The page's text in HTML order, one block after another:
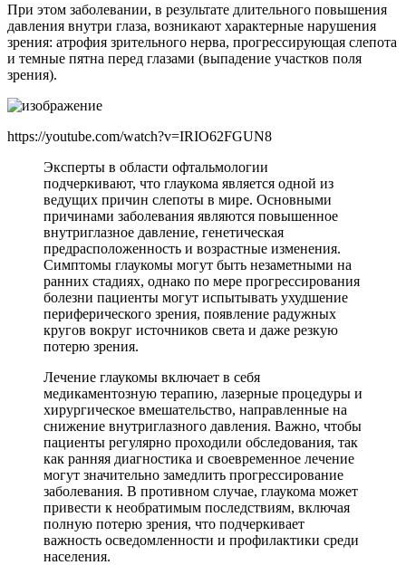
При этом заболевании, в результате длительного повышения
давления внутри глаза, возникают характерные нарушения
зрения: атрофия зрительного нерва, прогрессирующая слепота
и темные пятна перед глазами (выпадение участков поля
зрения).
https://youtube.com/watch?v=IRIO62FGUN8
Эксперты в области офтальмологии
подчеркивают, что глаукома является одной из
ведущих причин слепоты в мире. Основными
причинами заболевания являются повышенное
внутриглазное давление, генетическая
предрасположенность и возрастные изменения.
Симптомы глаукомы могут быть незаметными на
ранних стадиях, однако по мере прогрессирования
болезни пациенты могут испытывать ухудшение
периферического зрения, появление радужных
кругов вокруг источников света и даже резкую
потерю зрения.
Лечение глаукомы включает в себя
медикаментозную терапию, лазерные процедуры и
хирургическое вмешательство, направленные на
снижение внутриглазного давления. Важно, чтобы
пациенты регулярно проходили обследования, так
как ранняя диагностика и своевременное лечение
могут значительно замедлить прогрессирование
заболевания. В противном случае, глаукома может
привести к необратимым последствиям, включая
полную потерю зрения, что подчеркивает
важность осведомленности и профилактики среди
населения.